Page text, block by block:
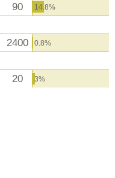
90 14.8%
2400 0.8%
20 3%